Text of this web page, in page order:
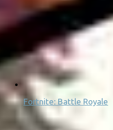
Fortnite: Battle Royale